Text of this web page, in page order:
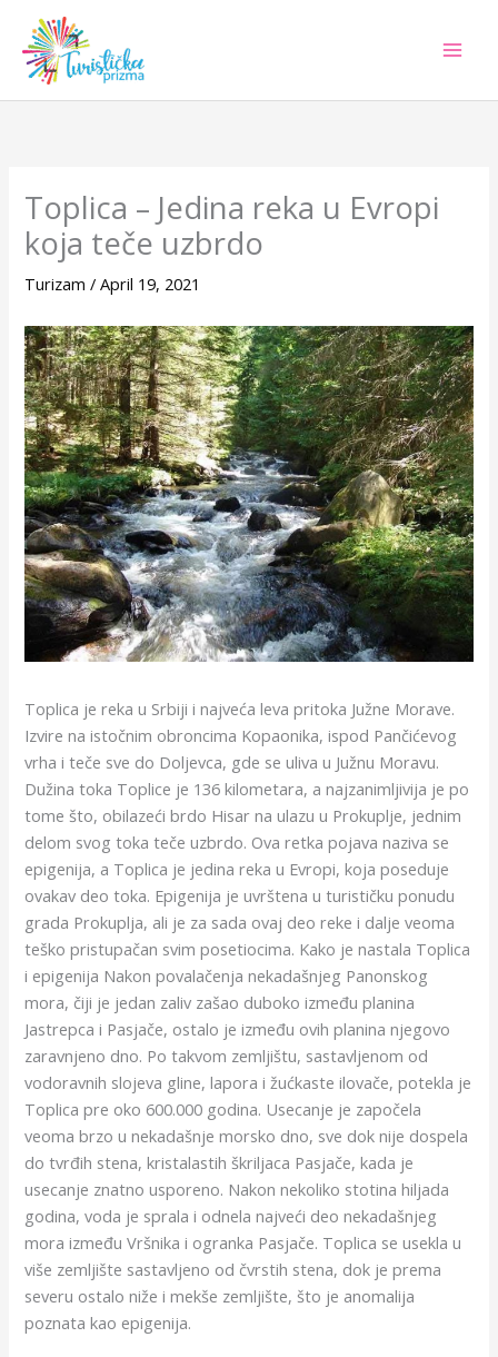
content
Toplica – Jedina reka u Evropi
koja teče uzbrdo
Turizam /April 19, 2021
Toplica je reka u Srbiji i najveća leva pritoka Južne Morave.
Izvire na istočnim obroncima Kopaonika, ispod Pančićevog
vrha i teče sve do Doljevca, gde se uliva u Južnu Moravu.
Dužina toka Toplice je 136 kilometara, a najzanimljivija je po
tome što, obilazeći brdo Hisar na ulazu u Prokuplje, jednim
delom svog toka teče uzbrdo. Ova retka pojava naziva se
epigenija, a Toplica je jedina reka u Evropi, koja poseduje
ovakav deo toka. Epigenija je uvrštena u turističku ponudu
grada Prokuplja, ali je za sada ovaj deo reke i dalje veoma
teško pristupačan svim posetiocima. Kako je nastala Toplica
i epigenija Nakon povalačenja nekadašnjeg Panonskog
mora, čiji je jedan zaliv zašao duboko između planina
Jastrepca i Pasjače, ostalo je između ovih planina njegovo
zaravnjeno dno. Po takvom zemljištu, sastavljenom od
vodoravnih slojeva gline, lapora i žućkaste ilovače, potekla je
Toplica pre oko 600.000 godina. Usecanje je započela
veoma brzo u nekadašnje morsko dno, sve dok nije dospela
do tvrđih stena, kristalastih škriljaca Pasjače, kada je
usecanje znatno usporeno. Nakon nekoliko stotina hiljada
godina, voda je sprala i odnela najveći deo nekadašnjeg
mora između Vršnika i ogranka Pasjače. Toplica se usekla u
više zemljište sastavljeno od čvrstih stena, dok je prema
severu ostalo niže i mekše zemljište, što je anomalija
poznata kao epigenija.